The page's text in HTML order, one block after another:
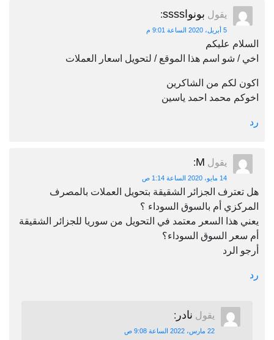
يقول بونواssss :
5 أبريل، 2020 الساعة 9:01 م
السلام عليكم
اخي / شو اسم هذا الموقع / لتحويل اسعار العملات
اكون لكم من الشاكرين
اخوكم محمد احمد ياسين
رد
يقول M
:
14 مايو، 2020 الساعة 1:14 ص
هل تعترف الجزائر الشقيقة بتحويل العملات بالمصرف
المركزي أم بالسوق السوداء ؟
يعني هذا السعر معتمد في التحويل من سوريا للجزائر الشقيقة
أم سعر السوق السوداء؟
أرجو الرد
رد
يقول نادر :
22 مارس، 2022 الساعة 9:08 ص